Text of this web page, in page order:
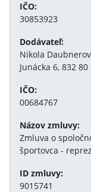
IČO:
30853923
Dodávateľ:
Nikola
Junácka 6, 832
IČO:
00684767
Názov zmluvy:
Zmluva o
športovca -
ID zmluvy:
9015741